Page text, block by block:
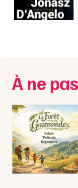
Activité &
Sports
Soirées
Sorties famille
Marseille
Nantes
Paris
Strasbourg
Toulouse
À ne